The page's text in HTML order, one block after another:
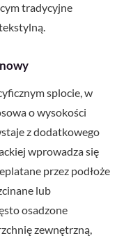
tradycyjne
splocie, w
o wysokości
z dodatkowego
wprowadza się
przez podłoże
lub
osadzone
zewnętrzną,